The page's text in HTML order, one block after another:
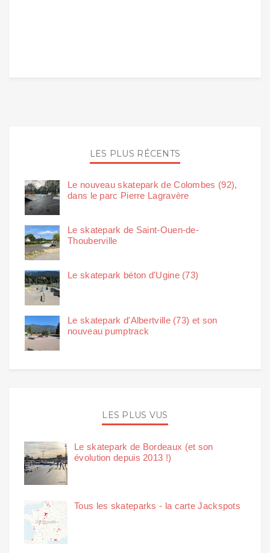
LES PLUS RÉCENTS
Le nouveau skatepark de Colombes (92),
dans le parc Pierre Lagravère
Le skatepark de Saint-Ouen-de-
Thouberville
Le skatepark béton d'Ugine (73)
Le skatepark d'Albertville (73) et son
nouveau pumptrack
LES PLUS VUS
Le skatepark de Bordeaux (et son
évolution depuis 2013 !)
Tous les skateparks - la carte Jackspots